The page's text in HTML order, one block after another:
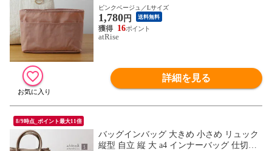
トート バックインバック 軽量 軽い バッグ
トートバッグ ポリエステル おしゃれ ポー
チ プレゼント ギフト
ピンクベージュ／Lサイズ
1,780円 送料無料
16
atRise
詳細を見る
8/9時点_ポイント最大11倍
バッグインバッグ 大きめ 小さめ リュック
縦型 自立 縦 大 a4 インナーバッグ 仕切り